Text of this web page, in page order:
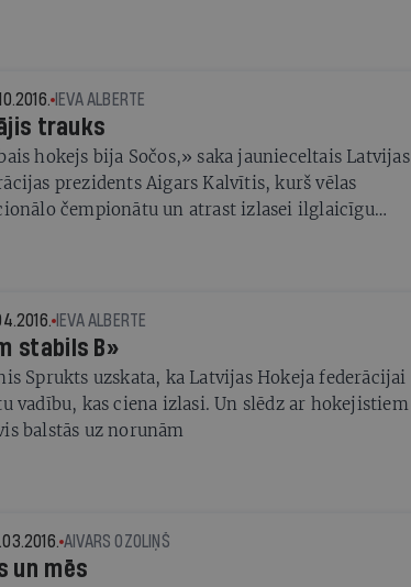
kuram ir gadījies pārstāvēt privātuzņēmējus
ar valsti, bieži nākas vērot situācijas, kad
sevi parāda kā svārstīgus un neuzticamus
IEVA ALBERTE
trauks
hokejs bija Sočos,» saka jaunieceltais Latvijas
prezidents Aigars Kalvītis, kurš vēlas
čempionātu un atrast izlasei ilglaicīgu
IEVA ALBERTE
stabils B»
Sprukts uzskata, ka Latvijas Hokeja federācijai
vadību, kas ciena izlasi. Un slēdz ar hokejistiem
balstās uz norunām
AIVARS OZOLIŅŠ
un mēs